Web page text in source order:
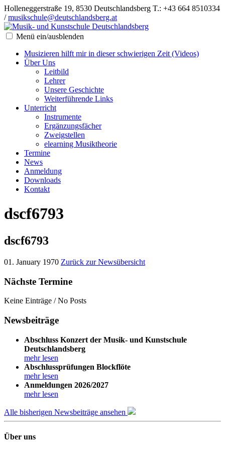
Holleneggerstraße 19, 8530 Deutschlandsberg T.: +43 664 8510334
/musikschule@deutschlandsberg.at
Menü ein/ausblenden
Musizieren hilft mir in dieser schwierigen Zeit (Videos)
Über Uns
Leitbild
Lehrer
Unsere Geschichte
Weiterführende Links
Unterricht
Instrumente
Ergänzungsfächer
Zweigstellen
elearning Musiktheorie
Termine
News
Anmeldung
Downloads
Kontakt
dscf6793
dscf6793
01. January 1970 Zurück zur Newsübersicht
Nächste Termine
Keine Einträge / No Posts
Newsbeiträge
Abschluss Konzert der Musik- und Kunstschule
Deutschlandsberg
mehr lesen
Abschlussprüfungen Blockflöte
mehr lesen
Anmeldungen 2026/2027
mehr lesen
Alle bisherigen Newsbeiträge ansehen
Über uns